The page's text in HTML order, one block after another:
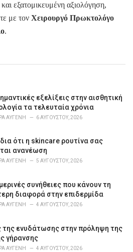
εξατομικευμένη αξιολόγηση,
με τον Χειρουργό Πρωκτολόγο
.
εξελίξεις στην αισθητική
τα τελευταία χρόνια
ΑΥΓΈΝΗ 6 ΑΥΓΟΎΣΤΟΥ, 2026
ότι η skincare ρουτίνα σας
ανανέωση
ΑΥΓΈΝΗ 5 ΑΥΓΟΎΣΤΟΥ, 2026
συνήθειες που κάνουν τη
διαφορά στην επιδερμίδα
ΑΥΓΈΝΗ 4 ΑΥΓΟΎΣΤΟΥ, 2026
της ενυδάτωσης στην πρόληψη της
γήρανσης
ΑΥΓΈΝΗ 4 ΑΥΓΟΎΣΤΟΥ, 2026